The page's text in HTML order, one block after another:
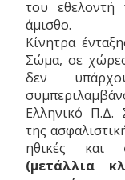
του εθελοντή
άμισθο.
Κίνητρα
Σώμα, σε
δεν
Ελληνικό Π.Δ.
της
ηθικές και
(μετάλλια